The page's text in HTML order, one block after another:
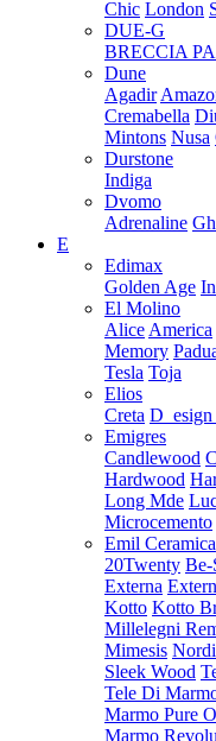
Chic London
DUE-G
BRECCIA
Dune
Agadir
Cremabella
Mintons Nusa
Durstone
Indiga
Dvomo
Adrenaline
E
Edimax
Golden Age
El Molino
Alice America
Memory
Tesla Toja
Elios
Creta
Emigres
Candlewood
Hardwood
Long Mde
Microcemento
Emil Ceramica
20Twenty Be-
Externa
Kotto Kotto
Millelegni
Mimesis
Sleek Wood
Tele Di
Marmo Pure
Marmo